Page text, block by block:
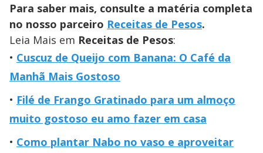
Para saber mais, consulte a matéria completa
no nosso parceiro Receitas de Pesos.
Leia Mais em Receitas de Pesos:
Cuscuz de Queijo com Banana: O Café da
Manhã Mais Gostoso
Filé de Frango Gratinado para um almoço
muito gostoso eu amo fazer em casa
Como plantar Nabo no vaso e aproveitar